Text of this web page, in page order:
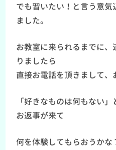
でも習いたい！と言う意気
ました。
お教室に来られるまでに
りましたら
直接お電話を頂きまして、
「好きなものは何もない
お返事が来て
何を体験してもらおうかな